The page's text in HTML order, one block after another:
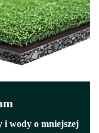
wody o mniejszej